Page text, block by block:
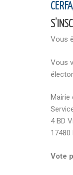
Vous
Vous
Mairie
4 BD
17480
Vote